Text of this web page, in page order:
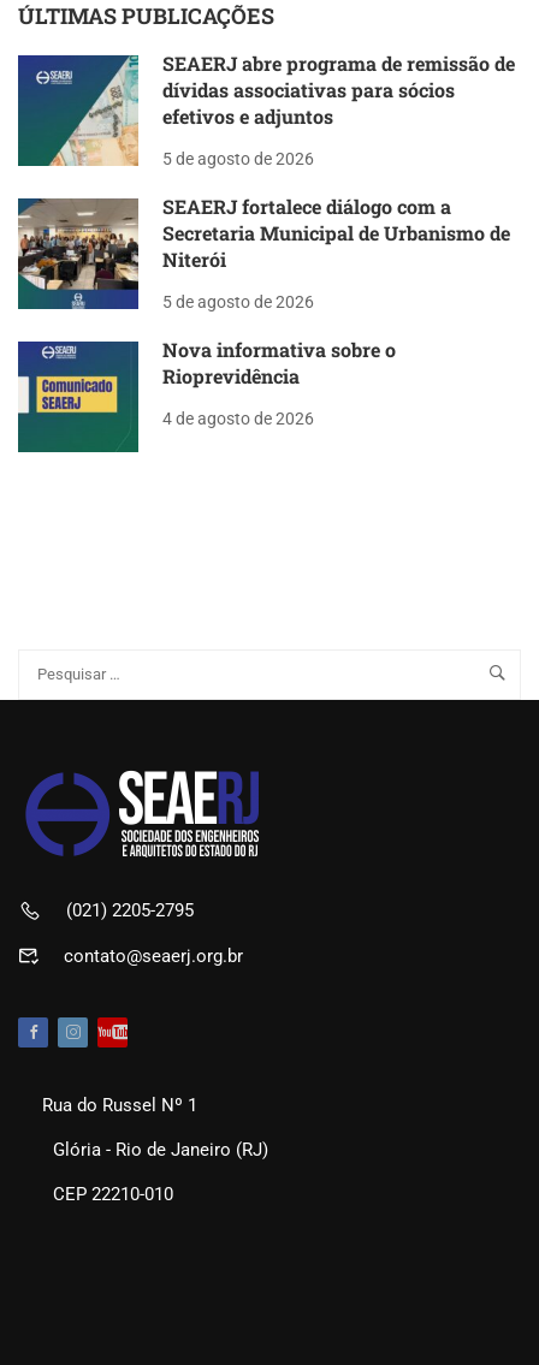
ÚLTIMAS PUBLICAÇÕES
SEAERJ abre programa de remissão de
dívidas associativas para sócios
efetivos e adjuntos
5 de agosto de 2026
SEAERJ fortalece diálogo com a
Secretaria Municipal de Urbanismo de
Niterói
5 de agosto de 2026
Nova informativa sobre o
Rioprevidência
4 de agosto de 2026
(021) 2205-2795
contato@seaerj.org.br
Rua do Russel Nº 1
Glória - Rio de Janeiro (RJ)
CEP 22210-010